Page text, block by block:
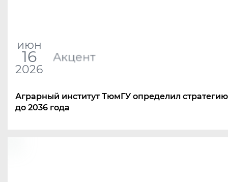
июн
16
2026
Акцент
Аграрный институт ТюмГУ определил
до 2036 года